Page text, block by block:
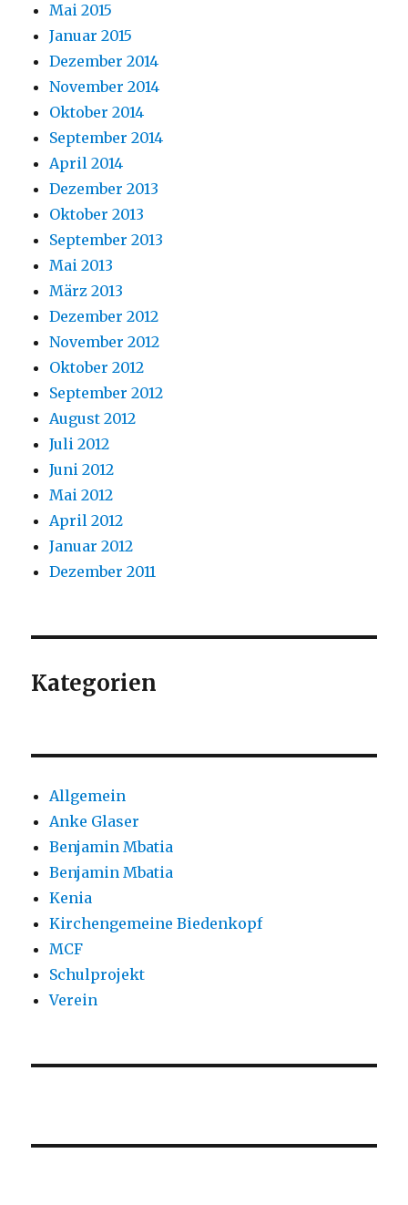
Mai 2015
Januar 2015
Dezember 2014
November 2014
Oktober 2014
September 2014
April 2014
Dezember 2013
Oktober 2013
September 2013
Mai 2013
März 2013
Dezember 2012
November 2012
Oktober 2012
September 2012
August 2012
Juli 2012
Juni 2012
Mai 2012
April 2012
Januar 2012
Dezember 2011
Kategorien
Allgemein
Anke Glaser
Benjamin Mbatia
Benjamin Mbatia
Kenia
Kirchengemeine Biedenkopf
MCF
Schulprojekt
Verein